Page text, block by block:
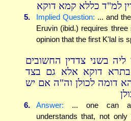
למ"ד כללא קמא דוקא
5. Implied Question: ... and
Eruvin (ibid.) requires
opinion that the first K'lal is
בשני צדדין החשובים
בתרא דוקא אלא גם בצד
דומה לכולן וה"ה אם יש
6. Answer: ... one can
understands that, not